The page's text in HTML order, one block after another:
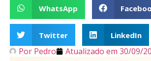
WhatsApp
Twitter LinkedIn
Por Pedro Atualizado em 30/09/